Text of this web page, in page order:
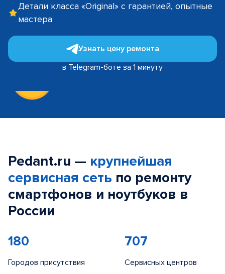
Детали класса «Original» с гарантией, опытные
мастера
Узнать цену ремонта
в Telegram-боте за 1 минуту
Pedant.ru — крупнейшая
сервисная сеть по ремонту
смартфонов и ноутбуков в
России
180
Городов присутствия
707
Сервисных центров